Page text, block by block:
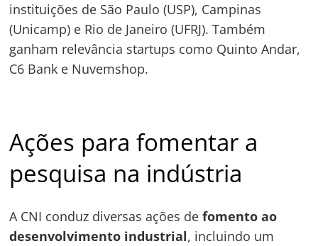
instituições de São Paulo (USP), Campinas
(Unicamp) e Rio de Janeiro (UFRJ). Também
ganham relevância startups como Quinto Andar,
C6 Bank e Nuvemshop.
Ações para fomentar a
pesquisa na indústria
A CNI conduz diversas ações defomento ao
desenvolvimento industrial, incluindo um